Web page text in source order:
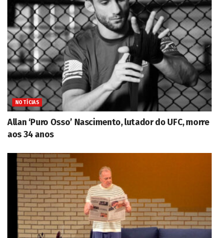
NOTÍCIAS
Allan ‘Puro Osso’ Nascimento, lutador do UFC, morre
aos 34 anos